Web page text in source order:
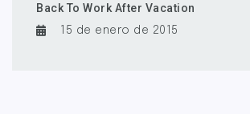
Back To Work After Vacation
15 de enero de 2015